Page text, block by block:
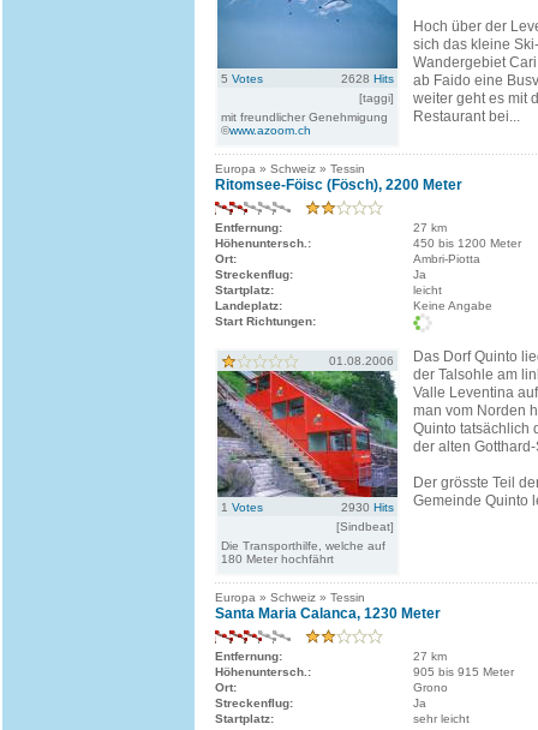
5 Votes 2628 Hits
[taggi]
mit freundlicher Genehmigung
©www.azoom.ch
Hoch über der
sich das kleine
Wandergebiet
ab Faido eine
weiter geht es mit
Restaurant bei...
Europa » Schweiz » Tessin
Ritomsee-Föisc (Fösch), 2200 Meter
Entfernung:
27 km
Höhenuntersch.:
450 bis 1200 Meter
Ort:
Ambri-Piotta
Streckenflug:
Ja
Startplatz:
leicht
Landeplatz:
Keine Angabe
Start Richtungen:
01.08.2006
1 Votes 2930 Hits
[Sindbeat]
Die Transporthilfe, welche auf
180 Meter hochfährt
Das Dorf Quinto
der Talsohle am
Valle Leventina
man vom Norden
Quinto tatsächlich
der alten
Der grösste Teil
Gemeinde Quinto
Europa » Schweiz » Tessin
Santa Maria Calanca, 1230 Meter
Entfernung:
27 km
Höhenuntersch.:
905 bis 915 Meter
Ort:
Grono
Streckenflug:
Ja
Startplatz:
sehr leicht